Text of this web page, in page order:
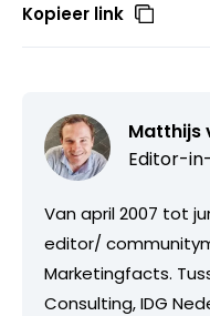
Kopieer link
Matthijs
Editor-
Van april 2007 tot
editor/
Marketingfacts.
Consulting, IDG